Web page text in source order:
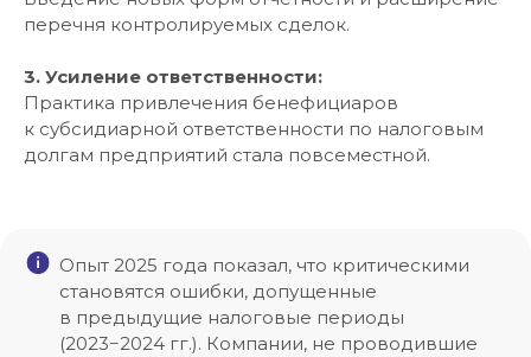
перечня контролируемых сделок.
3. Усиление ответственности:
Практика привлечения бенефициаров
к субсидиарной ответственности по налоговым
долгам предприятий стала повсеместной.
Опыт 2025 года показал, что критическими
становятся ошибки, допущенные
в предыдущие налоговые периоды
(2023−2024 гг.). Компании, не проводившие